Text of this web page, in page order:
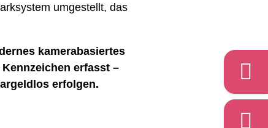
umgestellt, das
kamerabasiertes
erfasst –
erfolgen.